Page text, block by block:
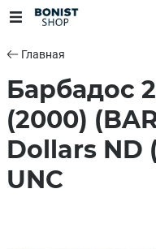
Главная
Барбадос
(2000)
Dollars ND
UNC